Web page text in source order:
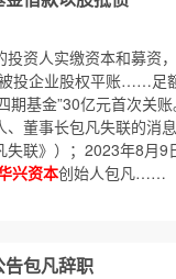
资人实缴资本和募资，
投企业股权平账……足
期基金”30亿元首次关
、董事长包凡失联的消
失联》）；2023年8月9
兴资本创始人包凡……
包凡辞职